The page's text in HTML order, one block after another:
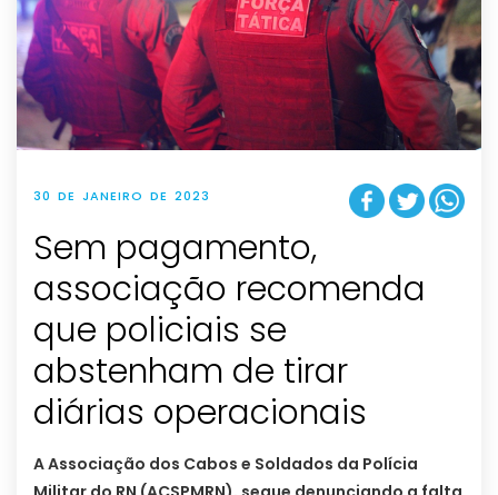
30 DE JANEIRO DE 2023
Sem pagamento,
associação recomenda
que policiais se
abstenham de tirar
diárias operacionais
A Associação dos Cabos e Soldados da Polícia